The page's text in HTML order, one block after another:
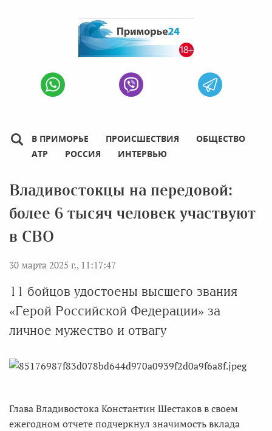
В ПРИМОРЬЕ ПРОИСШЕСТВИЯ
ОБЩЕСТВО
АТР
РОССИЯ ИНТЕРВЬЮ
Владивостокцы на передовой:
более 6 тысяч человек участвуют
в СВО
30 марта 2025 г., 11:17:47
11 бойцов удостоены высшего звания
«Герой Российской Федерации» за
личное мужество и отвагу
Глава Владивостока Константин Шестаков в своем
ежегодном отчете подчеркнул значимость вклада